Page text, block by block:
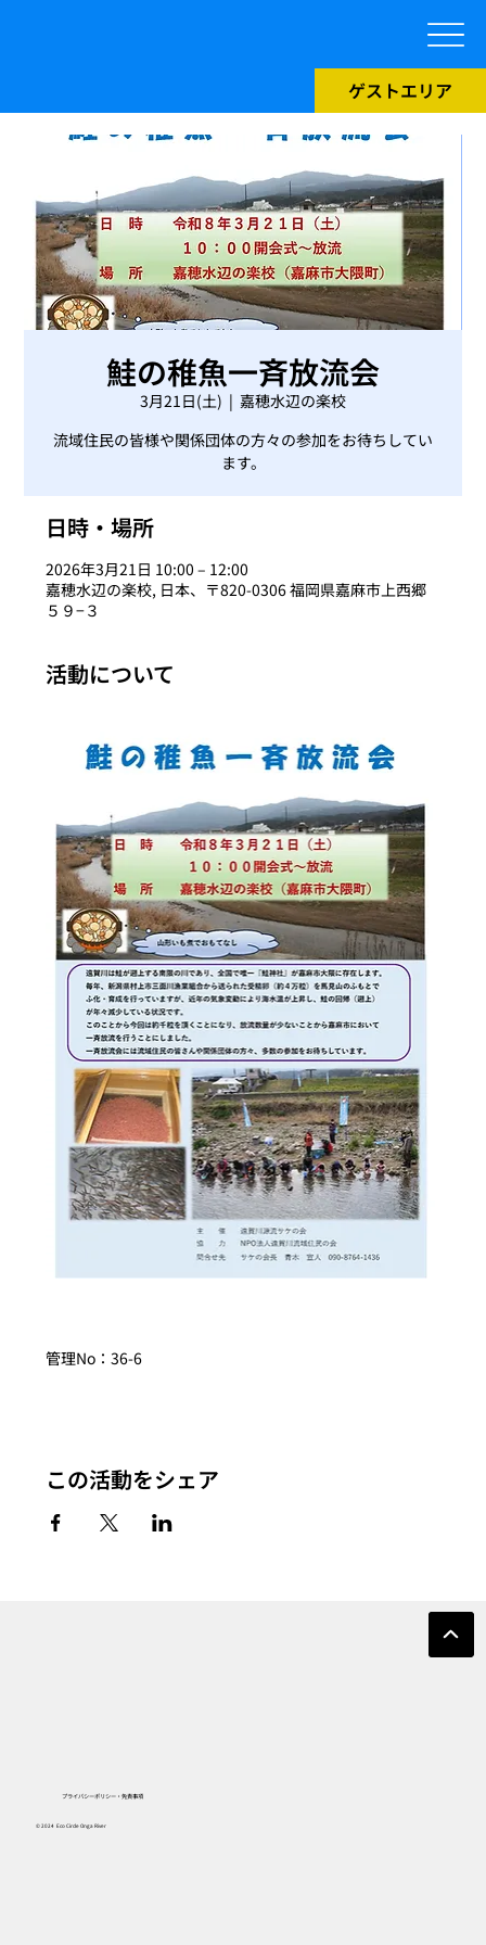
ゲストエリア
鮭の稚魚一斉放流会
3月21日(土)
  |
嘉穂水辺の楽校
流域住民の皆様や関係団体の方々の参加をお待ちしてい
ます。
日時・場所
2026年3月21日 10:00 – 12:00
嘉穂水辺の楽校, 日本、〒820-0306 福岡県嘉麻市上西郷
５９−３
活動について
管理No：36-6
この活動をシェア
プライバシーポリシー・免責事項
© 2024 Eco Circle Onga River